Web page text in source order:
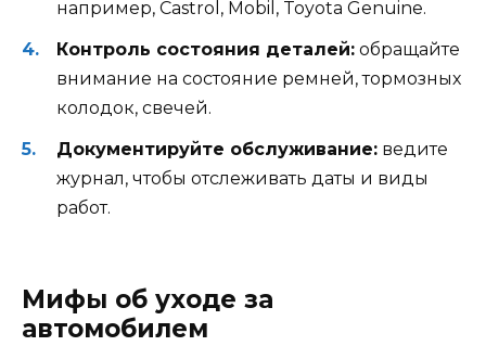
например, Castrol, Mobil, Toyota Genuine.
Контроль состояния деталей: обращайте
внимание на состояние ремней, тормозных
колодок, свечей.
Документируйте обслуживание: ведите
журнал, чтобы отслеживать даты и виды
работ.
Мифы об уходе за
автомобилем